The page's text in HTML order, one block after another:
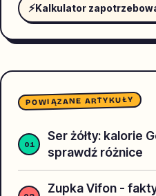
⚡Kalkulator
POWIĄZANE ARTYKUŁY
Ser żółty: kalorie
sprawdź różnice
Zupka Vifon -